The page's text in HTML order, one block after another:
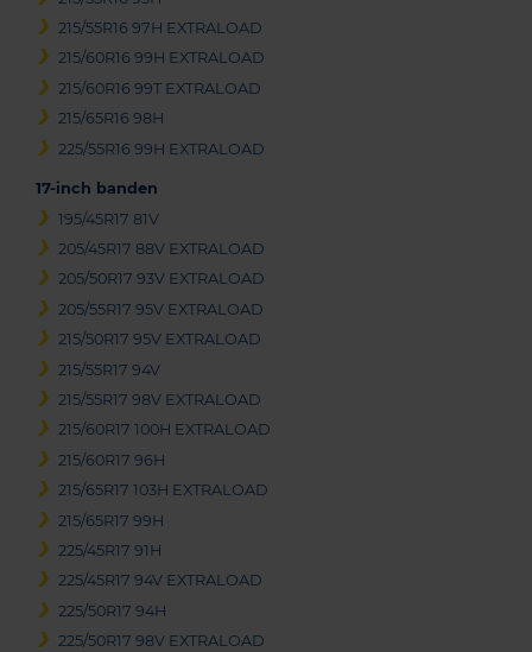
215/55R16 97H EXTRALOAD
215/60R16 99H EXTRALOAD
215/60R16 99T EXTRALOAD
215/65R16 98H
225/55R16 99H EXTRALOAD
17-inch banden
195/45R17 81V
205/45R17 88V EXTRALOAD
205/50R17 93V EXTRALOAD
205/55R17 95V EXTRALOAD
215/50R17 95V EXTRALOAD
215/55R17 94V
215/55R17 98V EXTRALOAD
215/60R17 100H EXTRALOAD
215/60R17 96H
215/65R17 103H EXTRALOAD
215/65R17 99H
225/45R17 91H
225/45R17 94V EXTRALOAD
225/50R17 94H
225/50R17 98V EXTRALOAD